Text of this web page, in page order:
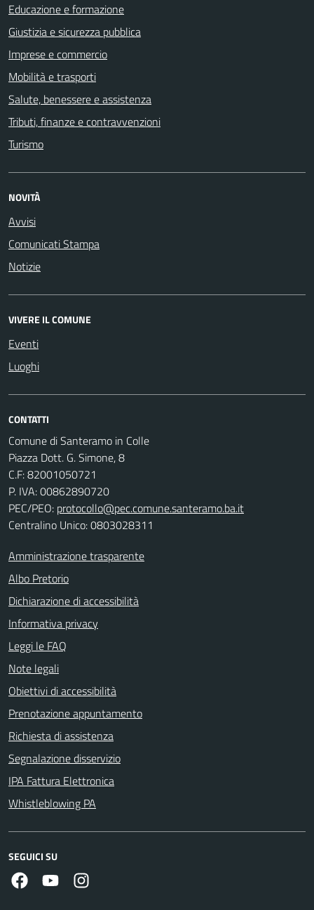
Educazione e formazione
Giustizia e sicurezza pubblica
Imprese e commercio
Mobilità e trasporti
Salute, benessere e assistenza
Tributi, finanze e contravvenzioni
Turismo
NOVITÀ
Avvisi
Comunicati Stampa
Notizie
VIVERE IL COMUNE
Eventi
Luoghi
CONTATTI
Comune di Santeramo in Colle
Piazza Dott. G. Simone, 8
C.F:82001050721
P. IVA:00862890720
PEC/PEO: protocollo@pec.comune.santeramo.ba.it
Centralino Unico: 0803028311
Amministrazione trasparente
Albo Pretorio
Dichiarazione di accessibilità
Informativa privacy
Leggi le FAQ
Note legali
Obiettivi di accessibilità
Prenotazione appuntamento
Richiesta di assistenza
Segnalazione disservizio
IPA Fattura Elettronica
Whistleblowing PA
SEGUICI SU
FacebookYoutube